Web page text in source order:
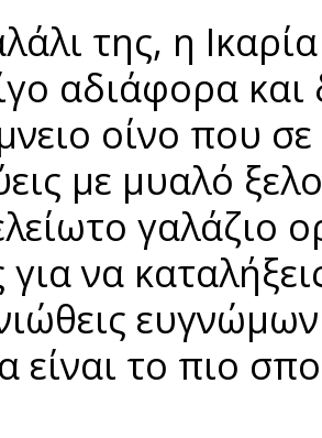
της, η
αδιάφορα
οίνο που
με μυαλό
γαλάζιο
να
είναι το πιο